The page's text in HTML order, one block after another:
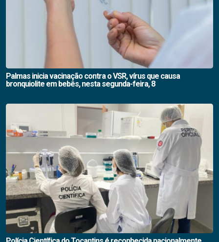
Palmas inicia vacinação contra o VSR, vírus que causa
bronquiolite em bebês, nesta segunda-feira, 8